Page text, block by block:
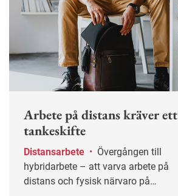
Arbete på distans kräver ett
tankeskifte
Distansarbete •
hybridarbete – att varva arbete på
distans och fysisk närvaro på